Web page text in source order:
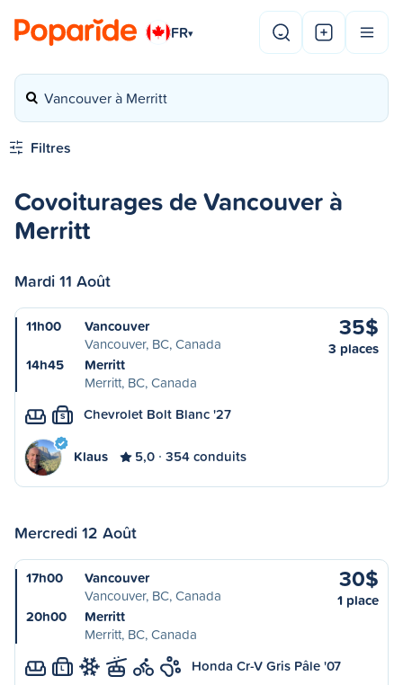
FR▾
Vancouver à Merritt
Filtres
Covoiturages de Vancouver à
Merritt
Mardi 11 Août
11h00
Vancouver
Vancouver, BC, Canada
14h45
Merritt
Merritt, BC, Canada
35$
3 places
S Chevrolet Bolt Blanc '27
Klaus 5,0 354 conduits
Mercredi 12 Août
17h00
Vancouver
Vancouver, BC, Canada
20h00
Merritt
Merritt, BC, Canada
30$
1 place
L Honda Cr-V Gris Pâle '07